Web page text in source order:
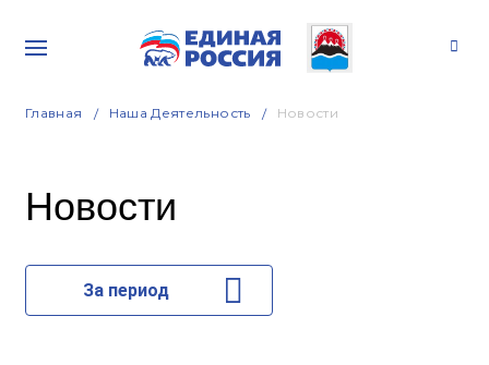
Главная Наша Деятельность Новости
Новости
За период